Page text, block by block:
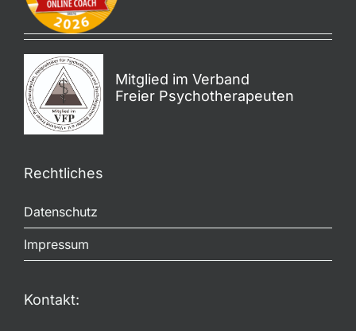
Mitglied im Verband
Freier Psychotherapeuten
Rechtliches
Datenschutz
Impressum
Kontakt: